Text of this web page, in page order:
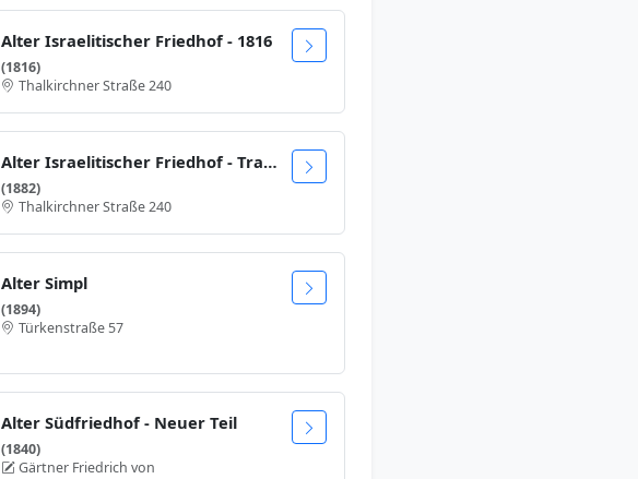
Alter Israelitischer Friedhof - 1816
(1816)
Thalkirchner Straße 240
Alter Israelitischer Friedhof - Trauerhalle
(1882)
Thalkirchner Straße 240
Alter Simpl
(1894)
Türkenstraße 57
Alter Südfriedhof - Neuer Teil
(1840)
Gärtner Friedrich von